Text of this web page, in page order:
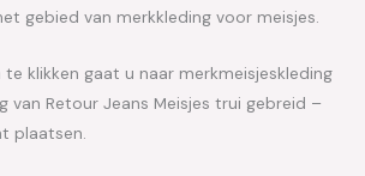
gebied van merkkleding voor meisjes.
te klikken gaat u naar merkmeisjeskleding
van Retour Jeans Meisjes trui gebreid –
plaatsen.